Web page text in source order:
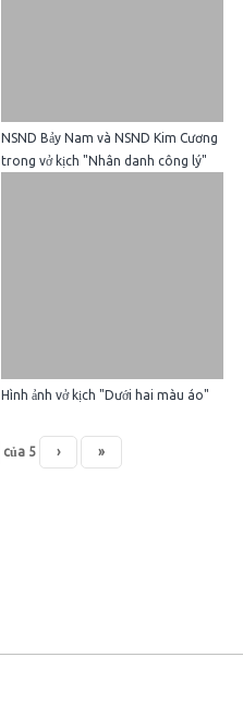
NSND Bảy Nam và NSND Kim Cương
trong vở kịch "Nhân danh công lý"
Hình ảnh vở kịch "Dưới hai màu áo"
của 5 › »